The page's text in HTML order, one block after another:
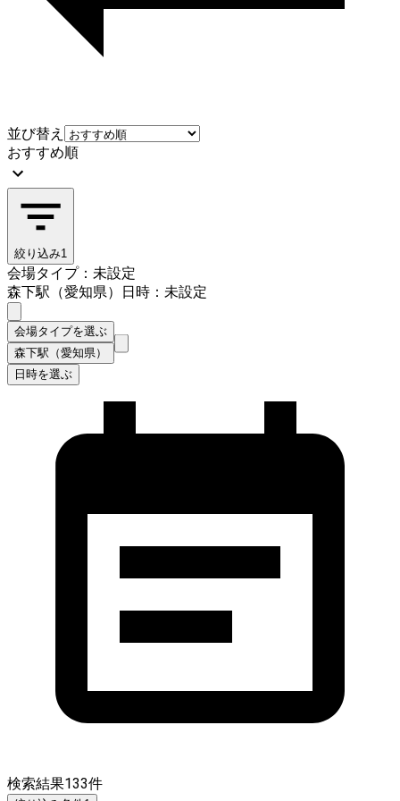
並び替え
おすすめ順
絞り込み1
会場タイプ：未設定
森下駅（愛知県）
日時：未設定
会場タイプを選ぶ
森下駅（愛知県）
日時を選ぶ
検索結果133件